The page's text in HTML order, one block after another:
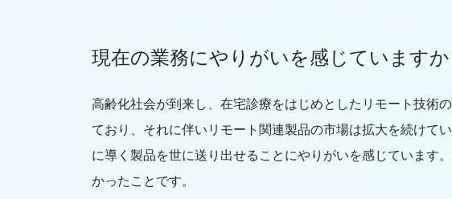
現在の業務にやりがいを感じていますか
高齢化社会が到来し、在宅診療をはじめとしたリモート技術
ており、それに伴いリモート関連製品の市場は拡大を続けて
に導く製品を世に送り出せることにやりがいを感じています
かったことです。